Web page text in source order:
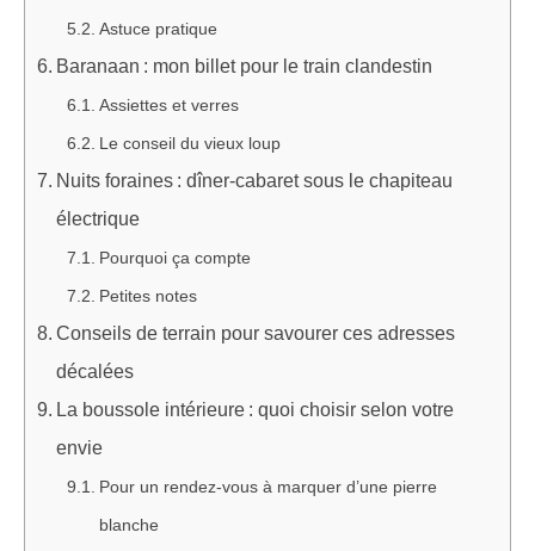
Astuce pratique
Baranaan : mon billet pour le train clandestin
Assiettes et verres
Le conseil du vieux loup
Nuits foraines : dîner-cabaret sous le chapiteau
électrique
Pourquoi ça compte
Petites notes
Conseils de terrain pour savourer ces adresses
décalées
La boussole intérieure : quoi choisir selon votre
envie
Pour un rendez-vous à marquer d’une pierre
blanche